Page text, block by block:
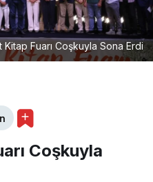
Kitap Fuarı Coşkuyla Sona Erdi
Coşkuyla